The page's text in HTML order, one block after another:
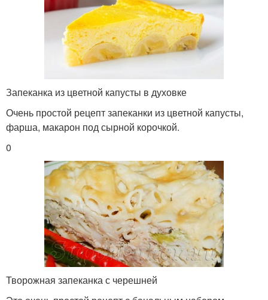
Запеканка из цветной капусты в духовке
Очень простой рецепт запеканки из цветной капусты,
фарша, макарон под сырной корочкой.
0
Творожная запеканка с черешней